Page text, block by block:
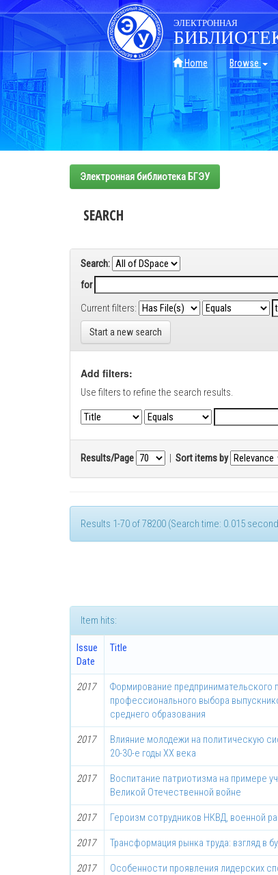
Skip
navigation
ЭЛЕКТРОННАЯ
Home Browse
Электронная библиотека БГЭУ
SEARCH
Search:
for
Current filters:
Start a new search
Add filters:
Use filters to refine the search results.
Results/Page | Sort items by
Results 1-70 of 78200 (Search time: 0.015
Item hits:
Issue
Date
Title
2017
Формирование предпринимательского
профессионального выбора
среднего образования
2017
Влияние молодежи на политическую
20-30-е годы ХХ века
2017
Воспитание патриотизма на примере
Великой Отечественной войне
2017 Героизм сотрудников НКВД, военной
2017 Трансформация рынка труда: взгляд в
2017
Особенности проявления лидерских